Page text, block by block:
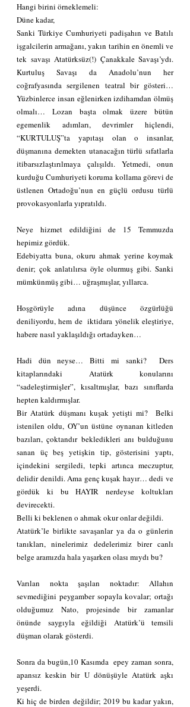
Hangi birini örneklemeli:
Düne kadar,
Sanki Türkiye Cumhuriyeti padişahın ve Batılı
işgalcilerin armağanı, yakın tarihin en önemli ve
tek savaşı Atatürksüz(!) Çanakkale Savaşı’ydı.
Kurtuluş Savaşı da Anadolu’nun her
coğrafyasında sergilenen teatral bir gösteri…
Yüzbinlerce insan eğlenirken izdihamdan ölmüş
olmalı… Lozan başta olmak üzere bütün
egemenlik adımları, devrimler hiçlendi,
“KURTULUŞ”ta yapıtaşı olan o insanlar,
düşmanına demekten utanacağın türlü sıfatlarla
itibarsızlaştırılmaya çalışıldı. Yetmedi, onun
kurduğu Cumhuriyeti koruma kollama görevi de
üstlenen Ortadoğu’nun en güçlü ordusu türlü
provokasyonlarla yıpratıldı.
Neye hizmet edildiğini de 15 Temmuzda
hepimiz gördük.
Edebiyatta buna, okuru ahmak yerine koymak
denir; çok anlatılırsa öyle olurmuş gibi. Sanki
mümkünmüş gibi… uğraşmışlar, yıllarca.
Hoşgörüyle adına düşünce özgürlüğü
deniliyordu, hem de  iktidara yönelik eleştiriye,
habere nasıl yaklaşıldığı ortadayken…
Hadi dün neyse… Bitti mi sanki?  Ders
kitaplarındaki Atatürk konularını
“sadeleştirmişler”, kısaltmışlar, bazı sınıflarda
hepten kaldırmışlar.
Bir Atatürk düşmanı kuşak yetişti mi?  Belki
istenilen oldu, OY’un üstüne oynanan kitleden
bazıları, çoktandır bekledikleri anı bulduğunu
sanan üç beş yetişkin tip, gösterisini yaptı,
içindekini sergiledi, tepki artınca meczuptur,
delidir denildi. Ama genç kuşak hayır… dedi ve
gördük ki bu HAYIR nerdeyse koltukları
devirecekti.
Belli ki beklenen o ahmak okur onlar değildi.
Atatürk’le birlikte savaşanlar ya da o günlerin
tanıkları, ninelerimiz dedelerimiz birer canlı
belge aramızda hala yaşarken olası mıydı bu?
Varılan nokta şaşılan noktadır: Allahın
sevmediğini peygamber sopayla kovalar; ortağı
olduğumuz Nato, projesinde bir zamanlar
önünde saygıyla eğildiği Atatürk’ü temsili
düşman olarak gösterdi.
Sonra da bugün,10 Kasımda  epey zaman sonra,
apansız keskin bir U dönüşüyle Atatürk aşkı
yeşerdi.
Ki hiç de birden değildir; 2019 bu kadar yakın,